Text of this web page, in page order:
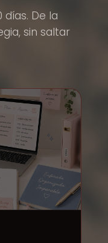
días. De la
sin saltar